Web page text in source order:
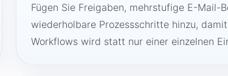
Fügen Sie Freigaben, mehrstufige E-Mail-
wiederholbare Prozessschritte hinzu,
Workflows wird statt nur einer einzelnen